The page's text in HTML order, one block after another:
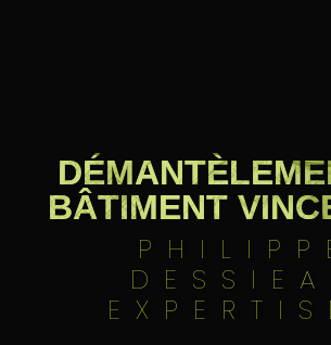
DÉMANTÈLEMENT DE
BÂTIMENT
PHILIPPE